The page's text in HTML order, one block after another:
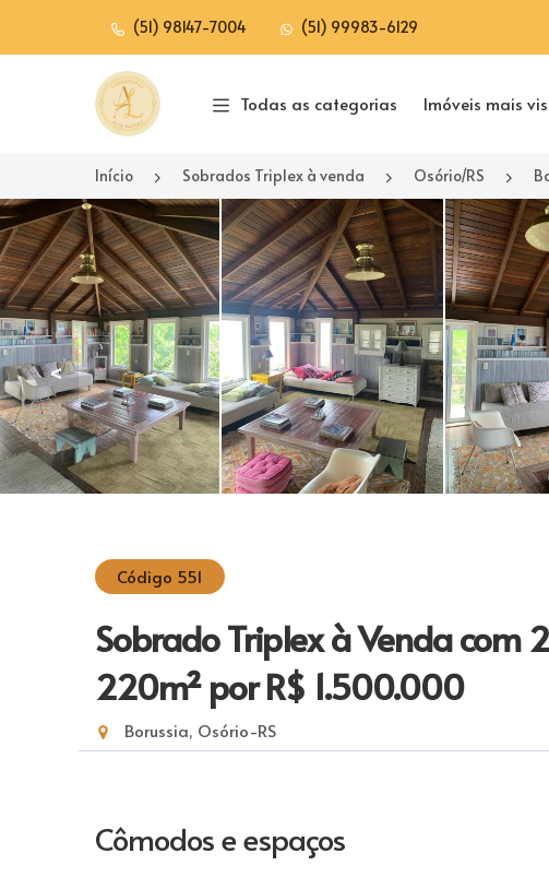
(51) 98147-7004 (51) 99983-6129
Página inicial
Todas as categorias Imóveis mais
Início Sobrados Triplex à venda Osório/RS
<
Código 551
Sobrado Triplex à Venda com
220m²por R$ 1.500.000
Borussia, Osório-RS
Cômodos e espaços